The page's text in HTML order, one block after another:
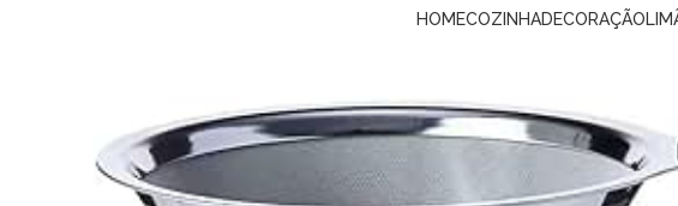
HOMECOZINHADECORAÇÃO